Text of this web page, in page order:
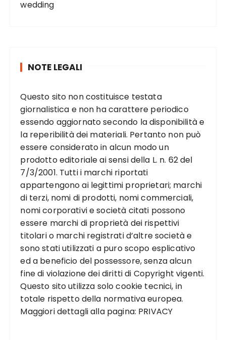
wedding
NOTE LEGALI
Questo sito non costituisce testata
giornalistica e non ha carattere periodico
essendo aggiornato secondo la disponibilità e
la reperibilità dei materiali. Pertanto non può
essere considerato in alcun modo un
prodotto editoriale ai sensi della L. n. 62 del
7/3/2001. Tutti i marchi riportati
appartengono ai legittimi proprietari; marchi
di terzi, nomi di prodotti, nomi commerciali,
nomi corporativi e società citati possono
essere marchi di proprietà dei rispettivi
titolari o marchi registrati d’altre società e
sono stati utilizzati a puro scopo esplicativo
ed a beneficio del possessore, senza alcun
fine di violazione dei diritti di Copyright vigenti.
Questo sito utilizza solo cookie tecnici, in
totale rispetto della normativa europea.
Maggiori dettagli alla pagina: PRIVACY